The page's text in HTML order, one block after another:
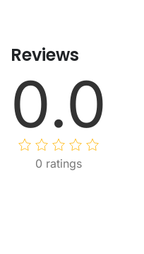
Reviews
0.0
0 ratings